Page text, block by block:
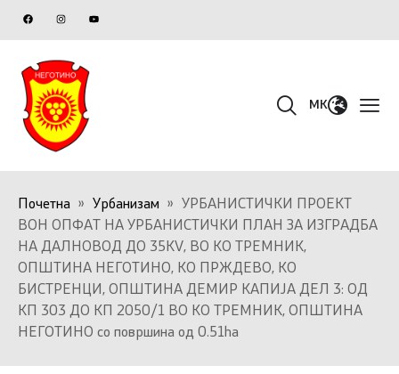
MK
Почетна » Урбанизам »
УРБАНИСТИЧКИ ПРОЕКТ
ВОН ОПФАТ НА УРБАНИСТИЧКИ ПЛАН ЗА ИЗГРАДБА
НА ДАЛНОВОД ДО 35KV, ВО КО ТРЕМНИК,
ОПШТИНА НЕГОТИНО, КО ПРЖДЕВО, КО
БИСТРЕНЦИ, ОПШТИНА ДЕМИР КАПИЈА ДЕЛ 3: ОД
КП 303 ДО КП 2050/1 ВО КО ТРЕМНИК, ОПШТИНА
НЕГОТИНО со површина од 0.51ha